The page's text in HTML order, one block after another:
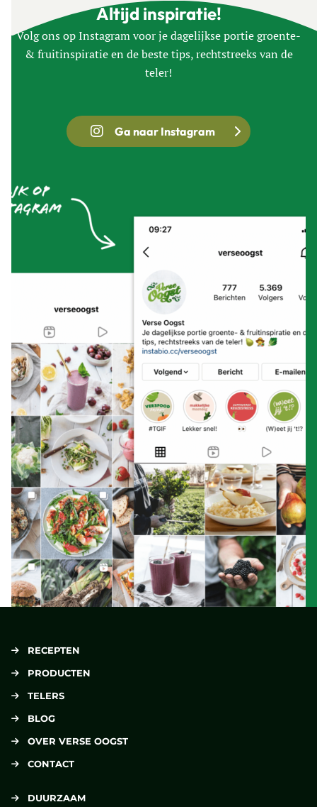
Altijd inspiratie!
Volg ons op Instagram voor je dagelijkse portie groente-
& fruitinspiratie en de beste tips, rechtstreeks van de
teler!
Ga naar Instagram
RECEPTEN
PRODUCTEN
TELERS
BLOG
OVER VERSE OOGST
CONTACT
DUURZAAM